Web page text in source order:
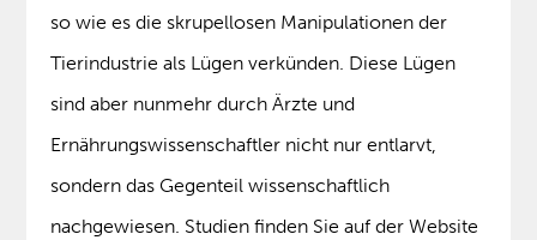
so wie es die skrupellosen Manipulationen der
Tierindustrie als Lügen verkünden. Diese Lügen
sind aber nunmehr durch Ärzte und
Ernährungswissenschaftler nicht nur entlarvt,
sondern das Gegenteil wissenschaftlich
nachgewiesen. Studien finden Sie auf der Website